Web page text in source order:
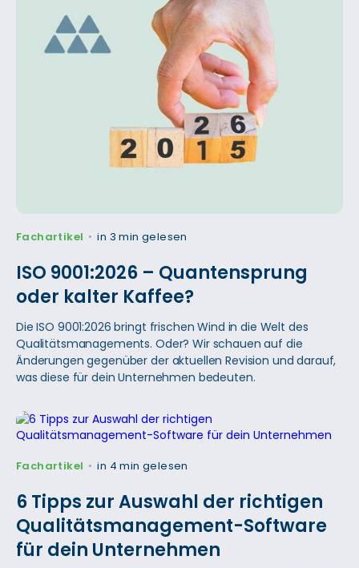
Fachartikel •in 3 min gelesen
ISO 9001:2026 – Quantensprung
oder kalter Kaffee?
Die ISO 9001:2026 bringt frischen Wind in die Welt des
Qualitätsmanagements. Oder? Wir schauen auf die
Änderungen gegenüber der aktuellen Revision und darauf,
was diese für dein Unternehmen bedeuten.
Fachartikel •in 4 min gelesen
6 Tipps zur Auswahl der richtigen
Qualitätsmanagement-Software
für dein Unternehmen